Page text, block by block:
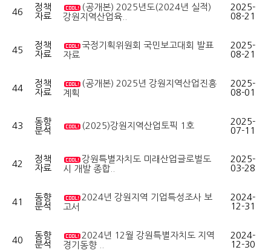
46
정책
자료
(공개본) 2025년도(2024년 실적)
강원지역산업육..
2025-
08-21
45
정책
자료
국정기획위원회 국민보고대회 발표
자료
2025-
08-21
44
정책
자료
(공개본) 2025년 강원지역산업진흥
계획
2025-
08-01
43
동향
분석
(2025)강원지역산업토픽 1호
2025-
07-11
42
정책
자료
강원특별자치도 미래산업글로벌도
시 개발 종합..
2025-
03-28
41
동향
분석
2024년 강원지역 기업특성조사 보
고서
2024-
12-31
40
동향
분석
2024년 12월 강원특별자치도 지역
경기동향 ..
2024-
12-30